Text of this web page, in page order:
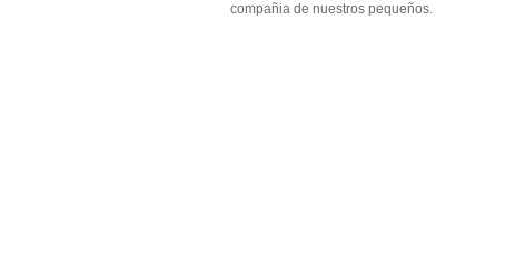
compañia de nuestros pequeños.